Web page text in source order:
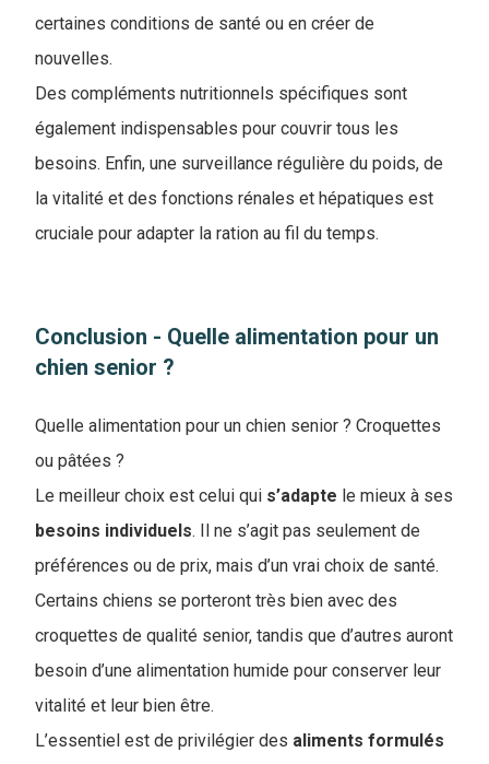
certaines conditions de santé ou en créer de
nouvelles.
Des compléments nutritionnels spécifiques sont
également indispensables pour couvrir tous les
besoins. Enfin, une surveillance régulière du poids, de
la vitalité et des fonctions rénales et hépatiques est
cruciale pour adapter la ration au fil du temps.
Conclusion - ​Quelle alimentation pour un
chien senior ?
Quelle alimentation pour un chien senior ? Croquettes
ou pâtées ?
Le meilleur choix est celui qui s’adapte le mieux à ses
besoins individuels. Il ne s’agit pas seulement de
préférences ou de prix, mais d’un vrai choix de santé.
Certains chiens se porteront très bien avec des
croquettes de qualité senior, tandis que d’autres auront
besoin d’une alimentation humide pour conserver leur
vitalité et leur bien être.
L’essentiel est de privilégier des aliments formulés